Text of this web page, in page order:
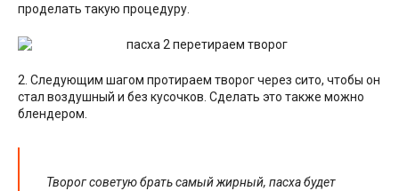
проделать такую процедуру.
2. Следующим шагом протираем творог через сито, чтобы он
стал воздушный и без кусочков. Сделать это также можно
блендером.
Творог советую брать самый жирный, пасха будет